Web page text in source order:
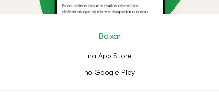
Baixar
na App Store
no Google Play